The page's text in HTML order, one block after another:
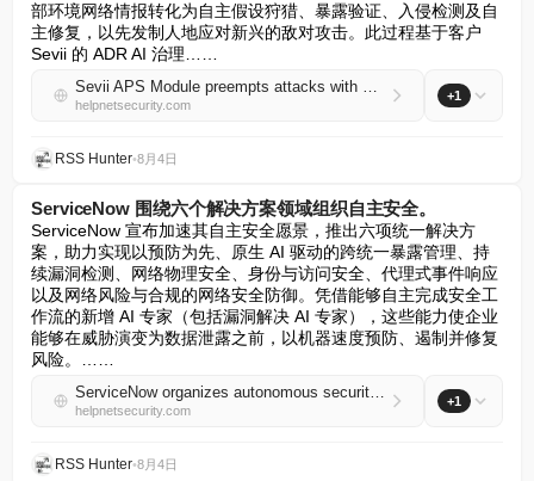
部环境网络情报转化为自主假设狩猎、暴露验证、入侵检测及自
主修复，以先发制人地应对新兴的敌对攻击。此过程基于客户
Sevii 的 ADR AI 治理……
Sevii APS Module preempts attacks with autonomous cyber defens
helpnetsecurity.com
+1
RSS Hunter•8月4日
ServiceNow 围绕六个解决方案领域组织自主安全。
ServiceNow 宣布加速其自主安全愿景，推出六项统一解决方
案，助力实现以预防为先、原生 AI 驱动的跨统一暴露管理、持
续漏洞检测、网络物理安全、身份与访问安全、代理式事件响应
以及网络风险与合规的网络安全防御。凭借能够自主完成安全工
作流的新增 AI 专家（包括漏洞解决 AI 专家），这些能力使企业
能够在威胁演变为数据泄露之前，以机器速度预防、遏制并修复
风险。……
ServiceNow organizes autonomous security around six solution areas
helpnetsecurity.com
+1
RSS Hunter•8月4日